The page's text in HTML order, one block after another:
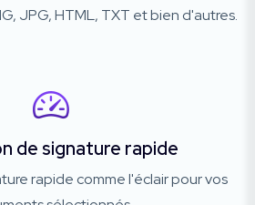
JPG, HTML, TXT et bien d'autres.
de signature rapide
rapide comme l'éclair pour vos